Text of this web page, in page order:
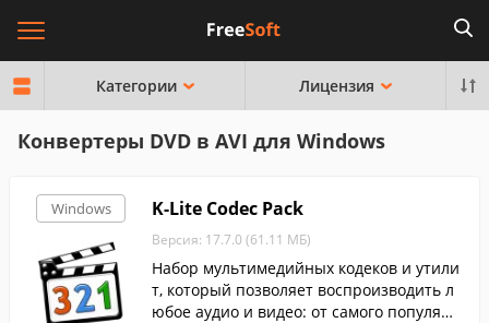
Категории Лицензия
Конвертеры DVD в AVI для Windows
Windows K-Lite Codec Pack
Версия: 17.7.0 (61.11 МБ)
Набор мультимедийных кодеков и утили
т, который позволяет воспроизводить л
юбое аудио и видео: от самого популярн